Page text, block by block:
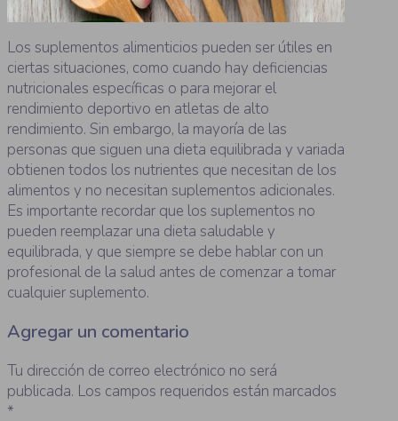
Los suplementos alimenticios pueden ser útiles en
ciertas situaciones, como cuando hay deficiencias
nutricionales específicas o para mejorar el
rendimiento deportivo en atletas de alto
rendimiento. Sin embargo, la mayoría de las
personas que siguen una dieta equilibrada y variada
obtienen todos los nutrientes que necesitan de los
alimentos y no necesitan suplementos adicionales.
Es importante recordar que los suplementos no
pueden reemplazar una dieta saludable y
equilibrada, y que siempre se debe hablar con un
profesional de la salud antes de comenzar a tomar
cualquier suplemento.
Agregar un comentario
Tu dirección de correo electrónico no será
publicada. Los campos requeridos están marcados
*